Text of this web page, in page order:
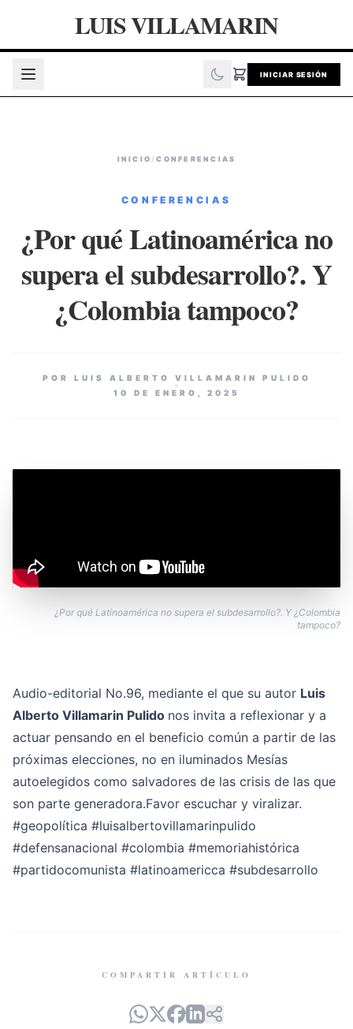
LUIS VILLAMARIN
INICIAR SESIÓN
INICIO /CONFERENCIAS
CONFERENCIAS
¿Por qué Latinoamérica no
supera el subdesarrollo?. Y
¿Colombia tampoco?
POR LUIS ALBERTO VILLAMARIN PULIDO
10 DE ENERO, 2025
¿Por qué Latinoamérica no supera el subdesarrollo?. Y ¿Colombia
tampoco?
Audio-editorial No.96, mediante el que su autor Luis
Alberto Villamarin Pulido nos invita a reflexionar y a
actuar pensando en el beneficio común a partir de las
próximas elecciones, no en iluminados Mesías
autoelegidos como salvadores de las crisis de las que
son parte generadora.Favor escuchar y viralizar.
#geopolítica #luisalbertovillamarinpulido
#defensanacional #colombia #memoriahistórica
#partidocomunista #latinoamericca #subdesarrollo
COMPARTIR ARTÍCULO